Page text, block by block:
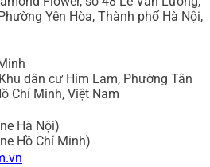
Yên Hòa, Thành phố Hà Nội,
dân cư Him Lam, Phường Tân
Chí Minh, Việt Nam
Hà Nội)
Hồ Chí Minh)